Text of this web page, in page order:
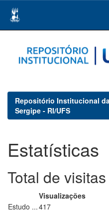
navigation
Repositório Institucional
Sergipe - RI/UFS
Estatísticas
Total de visitas
Visualizações
Estudo ...417